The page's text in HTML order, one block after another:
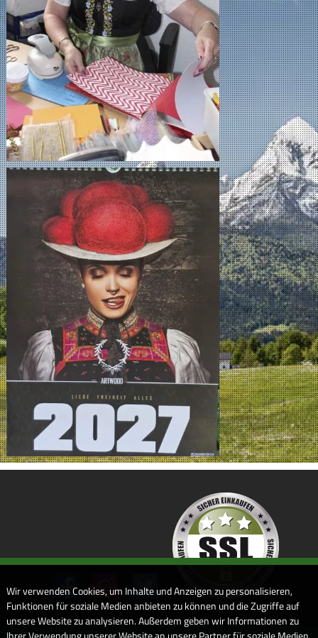
Wir verwenden Cookies, um Inhalte und Anzeigen zu personalisieren,
Funktionen für soziale Medien anbieten zu können und die Zugriffe auf
unsere Website zu analysieren. Außerdem geben wir Informationen zu